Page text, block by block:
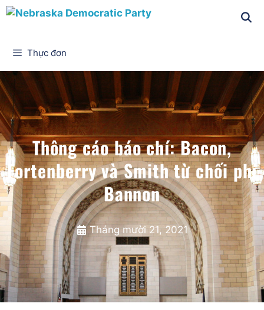
Thực đơn
Thông cáo báo chí: Bacon,
Fortenberry và Smith từ chối phí
Bannon
Tháng mười 21, 2021